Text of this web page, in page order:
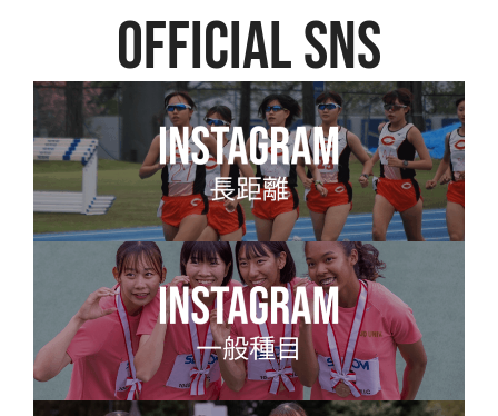
official SNS